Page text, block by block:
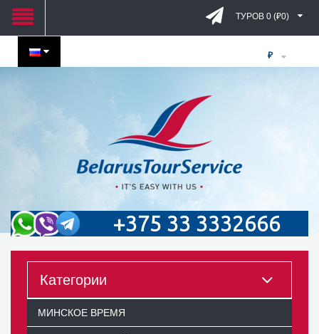
₽
ТУРОВ 0 (₽0)
+375 33 3332666
Категории
МИНСКОЕ ВРЕМЯ